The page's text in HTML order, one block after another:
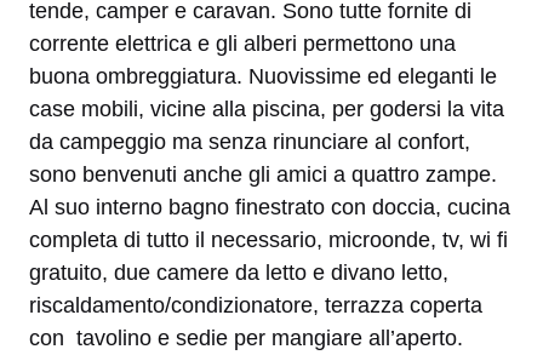
tende, camper e caravan. Sono tutte fornite di
corrente elettrica e gli alberi permettono una
buona ombreggiatura. Nuovissime ed eleganti le
case mobili, vicine alla piscina, per godersi la vita
da campeggio ma senza rinunciare al confort,
sono benvenuti anche gli amici a quattro zampe.
Al suo interno bagno finestrato con doccia, cucina
completa di tutto il necessario, microonde, tv, wi fi
gratuito, due camere da letto e divano letto,
riscaldamento/condizionatore, terrazza coperta
con tavolino e sedie per mangiare all’aperto.